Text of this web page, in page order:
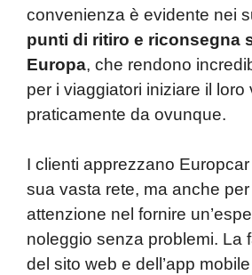
convenienza è evidente nei
punti di ritiro e riconsegna
Europa, che rendono
per i viaggiatori iniziare il loro
praticamente da ovunque.
I clienti apprezzano
sua vasta rete, ma anche
attenzione nel fornire
noleggio senza problemi. La
del sito web e dell’app